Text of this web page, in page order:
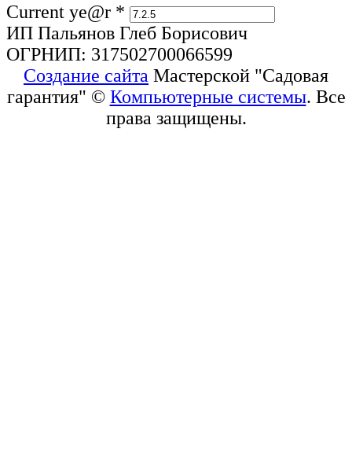
Current ye@r *
ИП Пальянов Глеб Борисович
ОГРНИП: 317502700066599
Создание сайта Мастерской "Садовая
гарантия" © Компьютерные системы. Все
права защищены.